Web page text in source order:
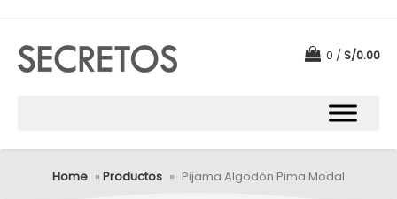
0 S/0.00
Home » Productos » Pijama Algodón Pima Modal